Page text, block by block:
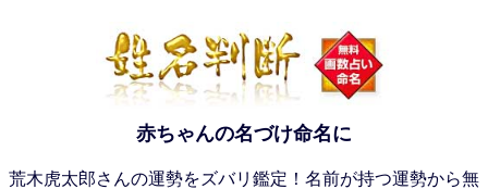
赤ちゃんの名づけ命名に
荒木虎太郎さんの運勢をズバリ鑑定！名前が持つ運勢から無